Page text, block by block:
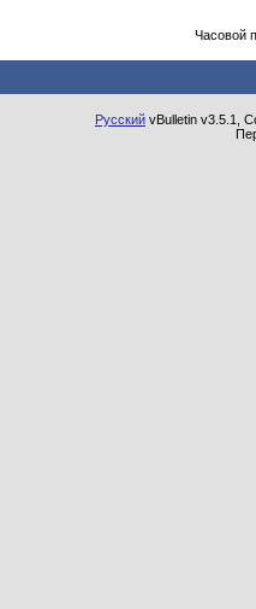
Часовой
Русский vBulletin v3.5.1,